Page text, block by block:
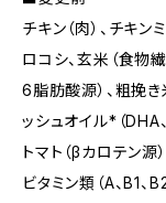
チキン（肉）、チキン
ロコシ、玄米（食物
6脂肪酸源）、粗挽き
ッシュオイル*（DHA
トマト（βカロテン源
ビタミン類（A、B1、